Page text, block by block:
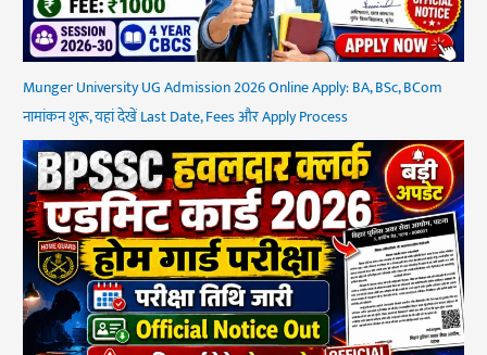
Munger University UG Admission 2026 Online Apply: BA, BSc, BCom
नामांकन शुरू, यहां देखें Last Date, Fees और Apply Process